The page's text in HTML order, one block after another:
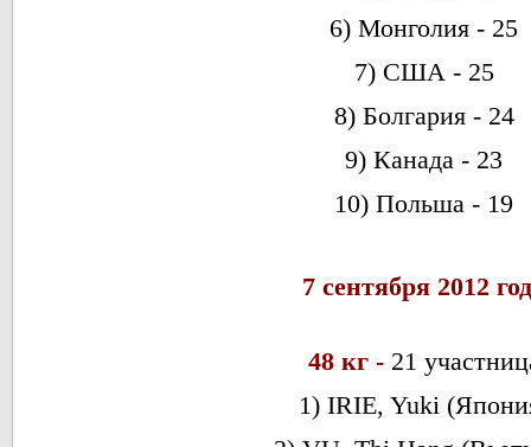
6) Монголия - 25
7) США - 25
8) Болгария - 24
9) Канада - 23
10) Польша - 19
7 сентября 2012
48 кг - 21
1) IRIE, Yuki